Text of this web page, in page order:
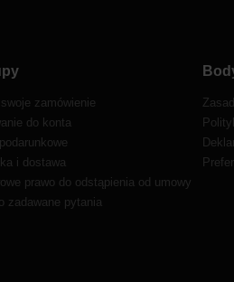
zamówienie
do konta
i dostawa
prawo do odstąpienia od umowy
zadawane pytania